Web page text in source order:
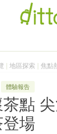
地區探索 焦點
體驗報告
點
登場